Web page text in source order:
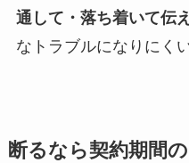
通して・落ち着いて伝
なトラブルになりにく
断るなら契約期間